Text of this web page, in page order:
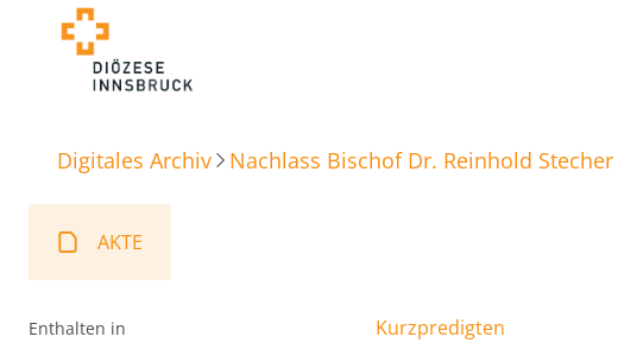
Digitales Archiv Nachlass Bischof Dr. Reinhold Stecher
AKTE
Enthalten in Kurzpredigten